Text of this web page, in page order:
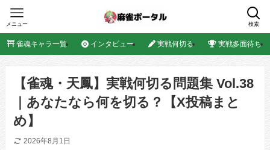
検索
メニュー
雀魂キャラ一覧 インタビュー 実戦何切る 実戦多面待ち
【雀魂・天鳳】実戦何切る問題集 Vol.38
｜あなたなら何を切る？【X投稿まと
め】
2026年8月1日